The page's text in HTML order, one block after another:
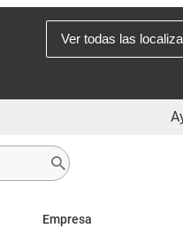
Ver todas las
Empresa